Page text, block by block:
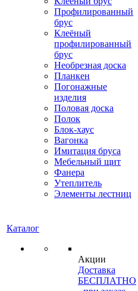
Профилированный
брус
Клеёный
профилированный
брус
Необрезная доска
Планкен
Погонажные
изделия
Половая доска
Полок
Блок-хаус
Вагонка
Имитация бруса
Мебельный щит
Фанера
Утеплитель
Элементы лестниц
Каталог
Акции
Доставка
БЕСПЛАТНО